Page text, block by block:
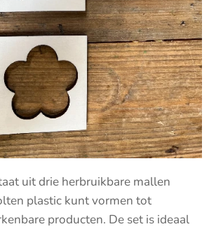
uit drie herbruikbare mallen
plastic kunt vormen tot
producten. De set is ideaal